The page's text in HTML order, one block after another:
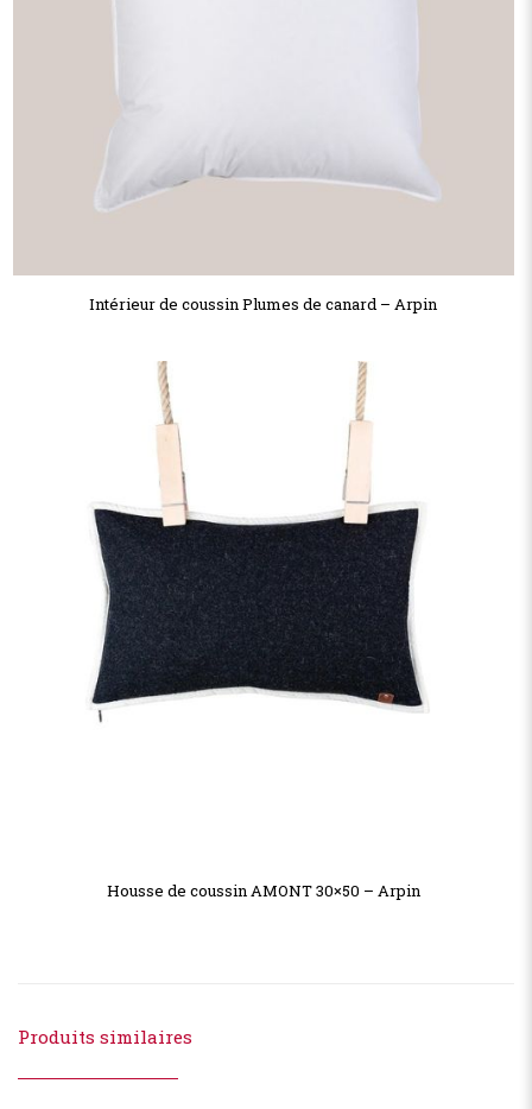
Intérieur de coussin Plumes de canard – Arpin
Housse de coussin AMONT 30×50 – Arpin
Produits similaires